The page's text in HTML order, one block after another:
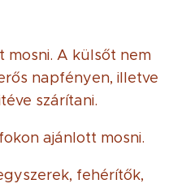
mosni. A külsőt nem
napfényen, illetve
szárítani.
ajánlott mosni.
fehérítők,